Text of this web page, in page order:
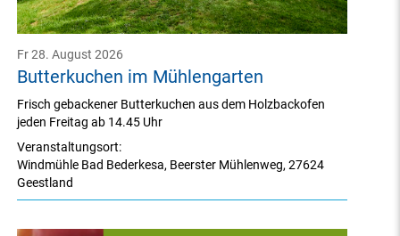
Butterkuchen im Mühlengarten
Fr 28. August 2026
Veranstaltungsort:
Windmühle Bad Bederkesa, Beerster Mühlenweg,27624
Geestland
Frisch gebackener Butterkuchen aus dem Holzbackofen
jeden Freitag ab 14.45 Uhr